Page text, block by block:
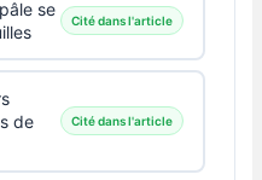
se
Cité dans l'article
de
Cité dans l'article